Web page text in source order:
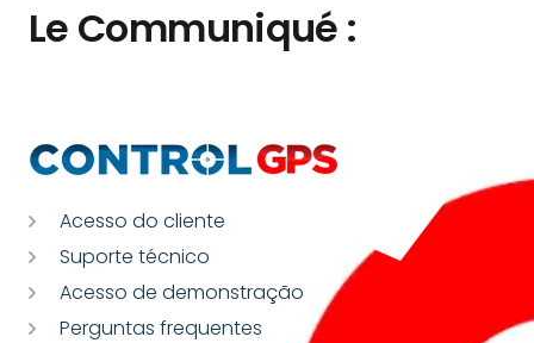
Le Communiqué :
Acesso do cliente
Suporte técnico
Acesso de demonstração
Perguntas frequentes